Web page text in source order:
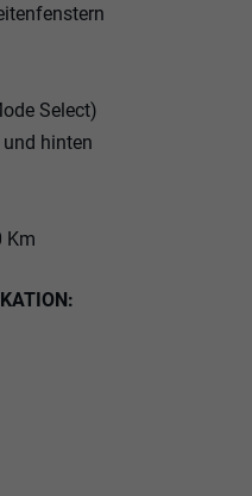
Select)
hinten
Km